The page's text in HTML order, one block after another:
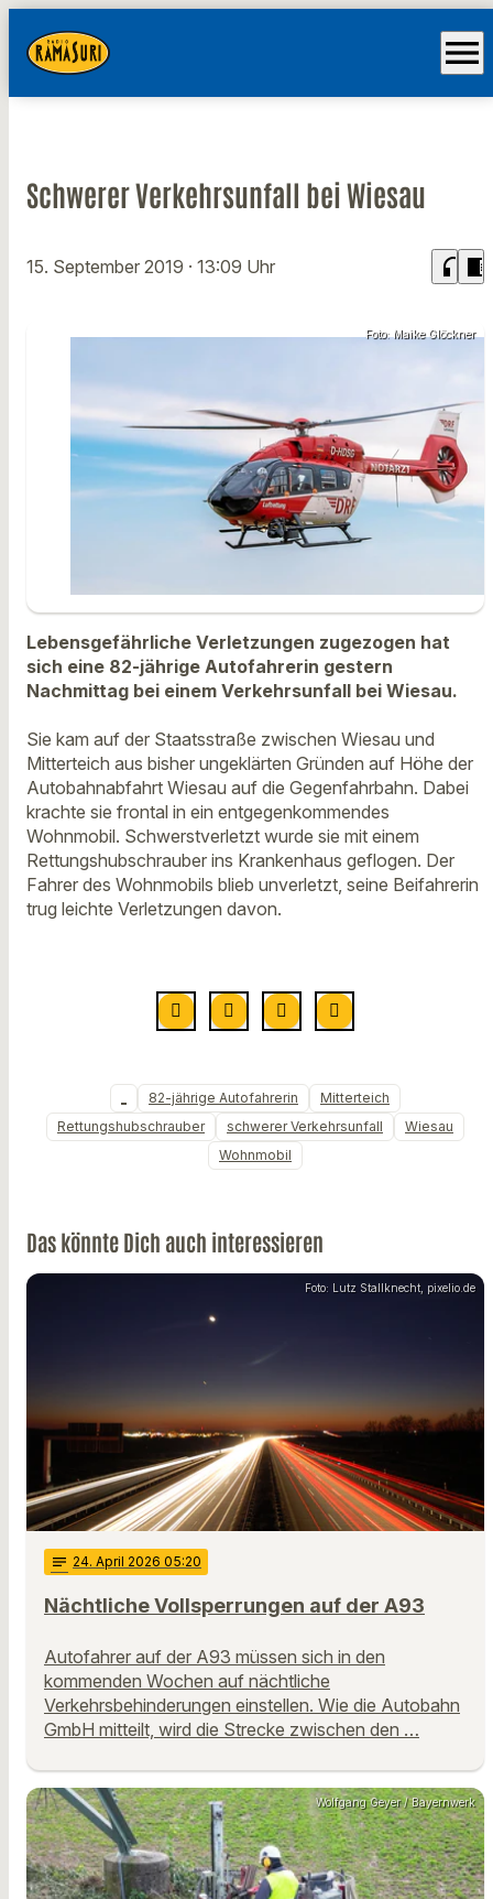
menu
Schwerer Verkehrsunfall bei Wiesau
15. September 2019 · 13:09 Uhr headphones chrome_reader_mode
Foto: Maike Glöckner
Lebensgefährliche Verletzungen zugezogen hat
sich eine 82-jährige Autofahrerin gestern
Nachmittag bei einem Verkehrsunfall bei Wiesau.
Sie kam auf der Staatsstraße zwischen Wiesau und
Mitterteich aus bisher ungeklärten Gründen auf Höhe der
Autobahnabfahrt Wiesau auf die Gegenfahrbahn. Dabei
krachte sie frontal in ein entgegenkommendes
Wohnmobil. Schwerstverletzt wurde sie mit einem
Rettungshubschrauber ins Krankenhaus geflogen. Der
Fahrer des Wohnmobils blieb unverletzt, seine Beifahrerin
trug leichte Verletzungen davon.
82-jährige Autofahrerin
Mitterteich
Rettungshubschrauber
schwerer Verkehrsunfall
Wiesau
Wohnmobil
Das könnte Dich auch interessieren
Foto: Lutz Stallknecht, pixelio.de
notes 24. April 2026 05:20
Nächtliche Vollsperrungen auf der A93
Autofahrer auf der A93 müssen sich in den
kommenden Wochen auf nächtliche
Verkehrsbehinderungen einstellen. Wie die Autobahn
GmbH mitteilt, wird die Strecke zwischen den …
Wolfgang Geyer / Bayernwerk